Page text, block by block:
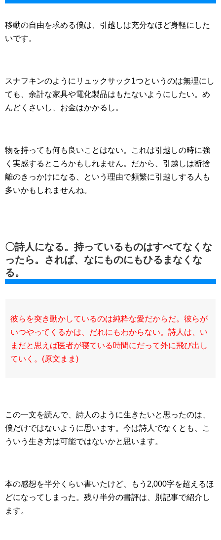
移動の自由を求める僕は、引越しは充分なほど身軽にした
いです。
スナフキンのようにリュックサック1つというのは無理にし
ても、余計な家具や電化製品はもたないようにしたい。め
んどくさいし、お金はかかるし。
物を持っても何も良いことはない。これは引越しの時に強
く実感するところかもしれません。だから、引越しは断捨
離のきっかけになる、という理由で頻繁に引越しする人も
多いかもしれませんね。
〇詩人になる。持っているものはすべてなくな
ったら。されば、なにものにもひるまなくな
る。
彼らを突き動かしているのは純粋な愛だからだ。彼らが
いつやってくるかは、だれにもわからない。詩人は、い
まだと思えば医者が寝ている時間にだって外に飛び出し
ていく。(原文まま)
この一文を読んで、詩人のように生きたいと思ったのは、
僕だけではないように思います。今は詩人でなくとも、こ
ういう生き方は可能ではないかと思います。
本の感想を半分くらい書いたけど、もう2,000字を超えるほ
どになってしまった。残り半分の書評は、別記事で紹介し
ます。